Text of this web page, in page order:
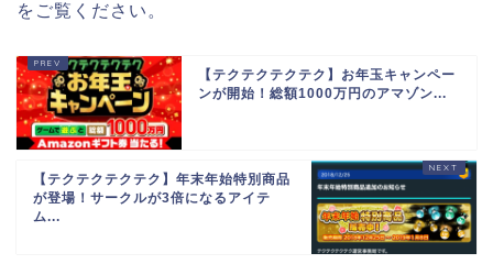
をご覧ください 。
【テクテクテクテク】お年玉キャンペー
ンが開始！総額1000万円のアマゾン...
【テクテクテクテク】年末年始特別商品
が登場！サークルが3倍になるアイテ
ム...